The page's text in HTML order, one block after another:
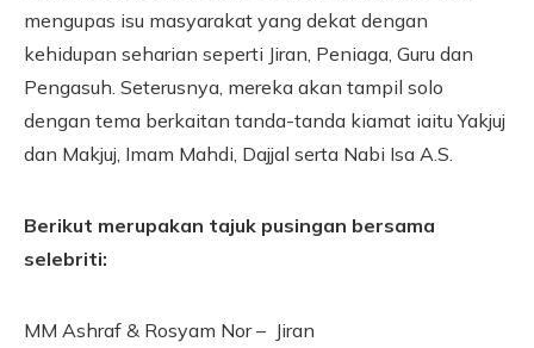
mengupas isu masyarakat yang dekat dengan
kehidupan seharian seperti Jiran, Peniaga, Guru dan
Pengasuh. Seterusnya, mereka akan tampil solo
dengan tema berkaitan tanda-tanda kiamat iaitu Yakjuj
dan Makjuj, Imam Mahdi, Dajjal serta Nabi Isa A.S.
Berikut merupakan tajuk pusingan bersama
selebriti:
MM Ashraf & Rosyam Nor – Jiran